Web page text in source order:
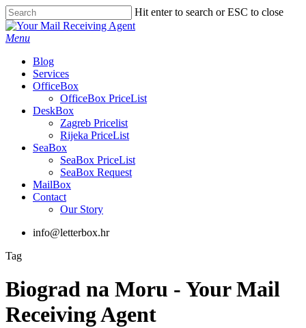
Skip
to
main
Hit enter to search or ESC to close
Close
Search
Menu
Blog
Services
OfficeBox
OfficeBox PriceList
DeskBox
Zagreb Pricelist
Rijeka PriceList
SeaBox
SeaBox PriceList
SeaBox Request
MailBox
Contact
Our Story
info@letterbox.hr
Tag
Biograd na Moru - Your Mail
Receiving Agent